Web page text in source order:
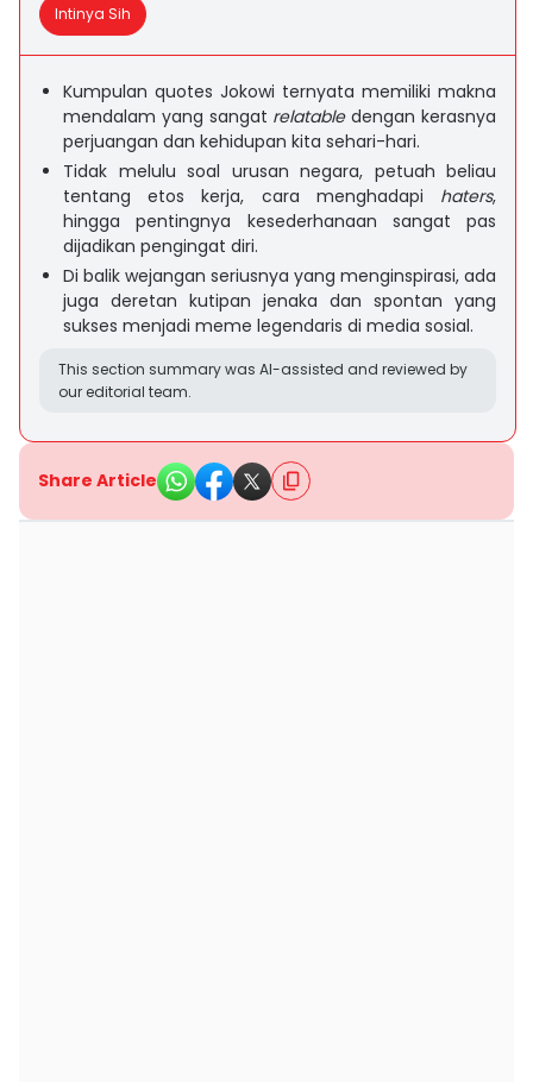
Intinya Sih
Kumpulan quotes Jokowi ternyata memiliki makna
mendalam yang sangat relatabledengan kerasnya
perjuangan dan kehidupan kita sehari-hari.
Tidak melulu soal urusan negara, petuah beliau
tentang etos kerja, cara menghadapi haters,
hingga pentingnya kesederhanaan sangat pas
dijadikan pengingat diri.
Di balik wejangan seriusnya yang menginspirasi, ada
juga deretan kutipan jenaka dan spontan yang
sukses menjadi meme legendaris di media sosial.
This section summary was AI-assisted and reviewed by
our editorial team.
Share Article